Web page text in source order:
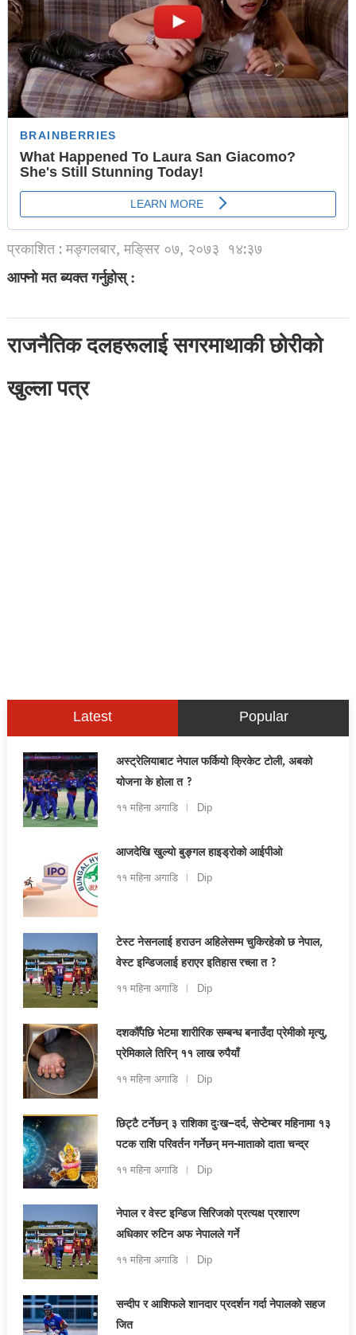
प्रकाशित : मङ्गलबार, मङि्सर ०७, २०७३ १४:३७
आफ्नो मत ब्यक्त गर्नुहोस् :
राजनैतिक दलहरूलाई सगरमाथाकी छोरीको
खुल्ला पत्र
Latest Popular
अस्ट्रेलियाबाट नेपाल फर्कियो क्रिकेट टोली, अबको
योजना के होला त ?
११ महिना अगाडि Dip
आजदेखि खुल्यो बुङ्गल हाइड्रोको आईपीओ
११ महिना अगाडि Dip
टेस्ट नेसनलाई हराउन अहिलेसम्म चुकिरहेको छ नेपाल,
वेस्ट इन्डिजलाई हराएर इतिहास रच्ला त ?
११ महिना अगाडि Dip
दशकौँपछि भेटमा शारीरिक सम्बन्ध बनाउँदा प्रेमीको मृत्यु,
प्रेमिकाले तिरिन् ११ लाख रुपैयाँ
११ महिना अगाडि Dip
छिट्टै टर्नेछन् ३ राशिका दुःख–दर्द, सेप्टेम्बर महिनामा १३
पटक राशि परिवर्तन गर्नेछन् मन-माताको दाता चन्द्र
११ महिना अगाडि Dip
नेपाल र वेस्ट इन्डिज सिरिजको प्रत्यक्ष प्रशारण
अधिकार रुटिन अफ नेपालले गर्ने
११ महिना अगाडि Dip
सन्दीप र आशिफले शानदार प्रदर्शन गर्दा नेपालको सहज
जित